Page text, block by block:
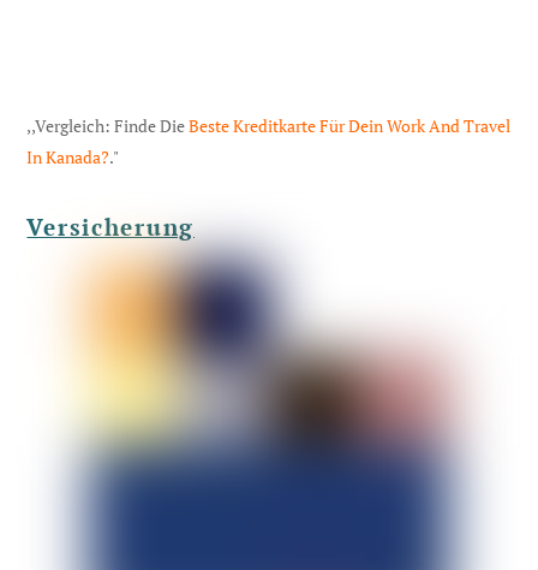
,,Vergleich: Finde DieBeste Kreditkarte Für Dein Work And Travel
In Kanada?."
Versicherung